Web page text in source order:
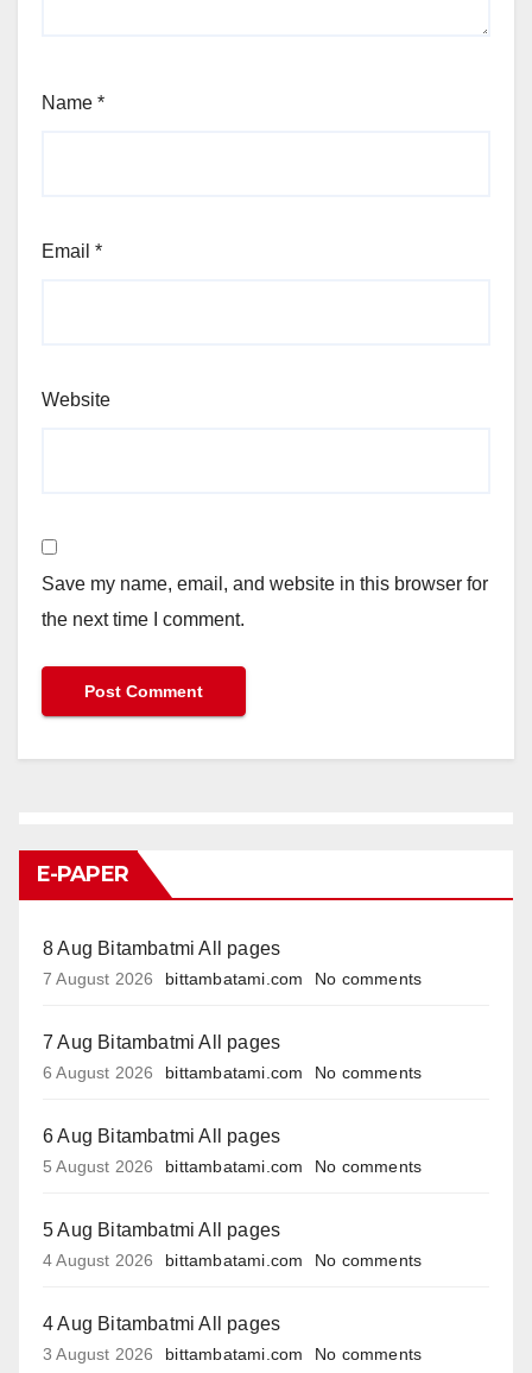
Name *
Email *
Website
Save my name, email, and website in this browser for
the next time I comment.
E-PAPER
8 Aug Bitambatmi All pages
7 August 2026 bittambatami.com No comments
7 Aug Bitambatmi All pages
6 August 2026 bittambatami.com No comments
6 Aug Bitambatmi All pages
5 August 2026 bittambatami.com No comments
5 Aug Bitambatmi All pages
4 August 2026 bittambatami.com No comments
4 Aug Bitambatmi All pages
3 August 2026 bittambatami.com No comments